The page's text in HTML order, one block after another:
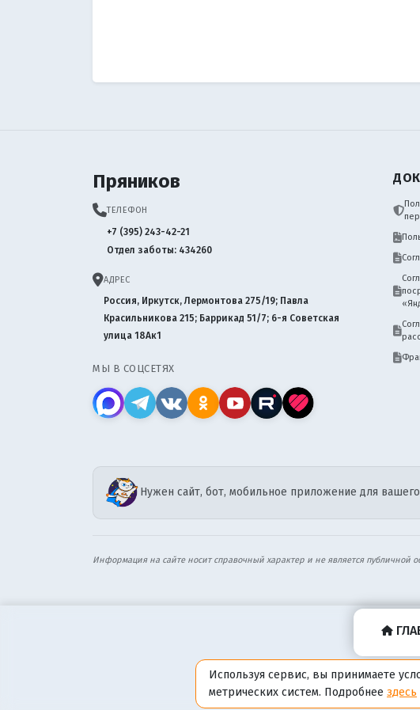
Пряников
ТЕЛЕФОН
+7 (395) 243-42-21
Отдел заботы: 434260
АДРЕС
Россия, Иркутск, Лермонтова 275/19; Павла
Красильникова 215; Баррикад 51/7; 6-я Советская
улица 18Ак1
МЫ В СОЦСЕТЯХ
Нужен сайт, бот, мобильное приложение для
Информация на сайте носит справочный характер и не является публичной
Используя сервис, вы принимаете
метрических систем. Подробнее здесь